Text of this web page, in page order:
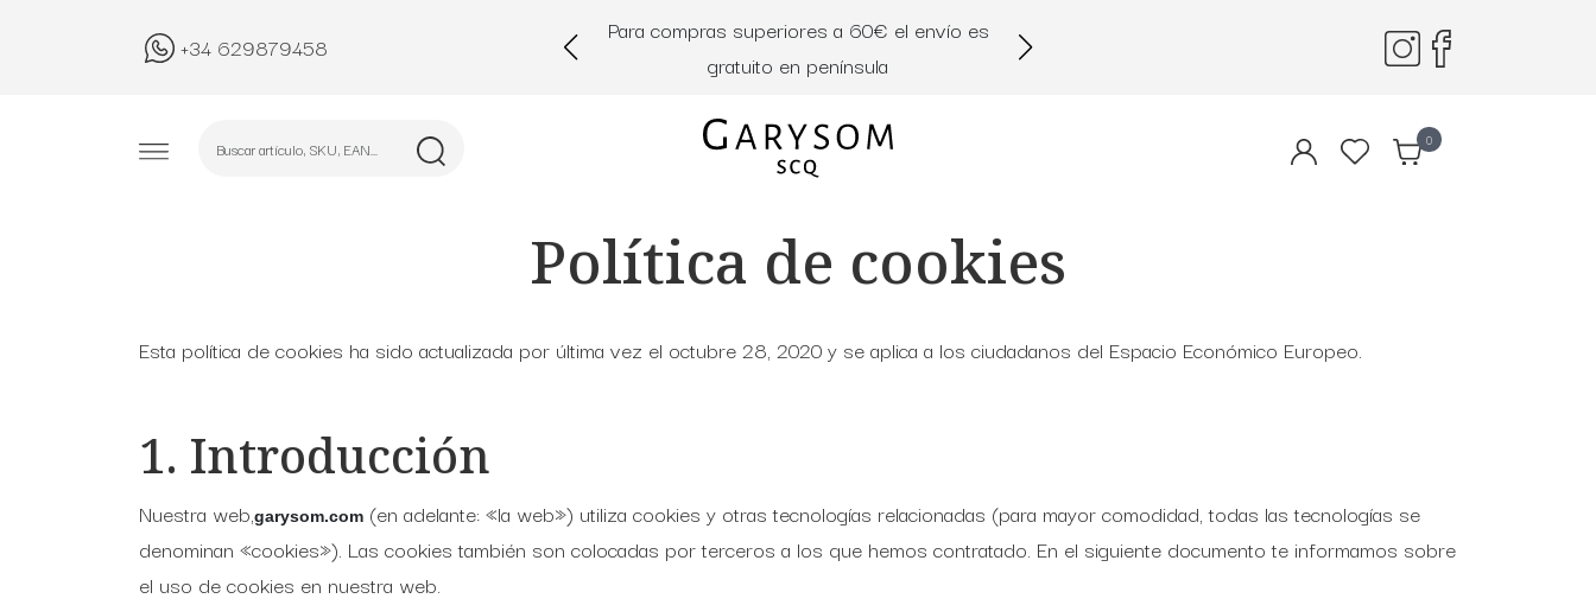
+34 629879458
Para compras superiores a 60€ el envío es
gratuito en península
Disponemos de servicio de sastrería en
0
Política de cookies
Esta política de cookies ha sido actualizada por última vez el octubre 28, 2020 y se aplica a los ciudadanos del Espacio Económico Europeo.
1. Introducción
Nuestra web,garysom.com (en adelante: «la web») utiliza cookies y otras tecnologías relacionadas (para mayor comodidad, todas las tecnologías se
denominan «cookies»). Las cookies también son colocadas por terceros a los que hemos contratado. En el siguiente documento te informamos sobre
el uso de cookies en nuestra web.